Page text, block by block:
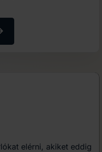
elérni, akiket eddig